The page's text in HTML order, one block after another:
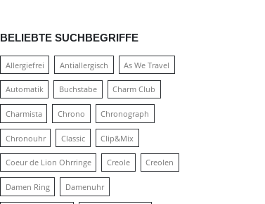
BELIEBTE SUCHBEGRIFFE
Allergiefrei Antiallergisch As We Travel
Automatik Buchstabe Charm Club
Charmista Chrono Chronograph
Chronouhr Classic Clip&Mix
Coeur de Lion Ohrringe Creole Creolen
Damen Ring Damenuhr